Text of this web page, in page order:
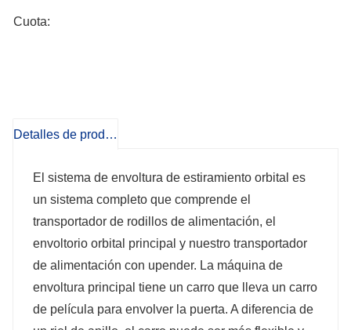
espacio en el contenedor. .
El envoltorio es uniforme y suave en los
productos para una mejor tensión y
protección de la película.
Cuota:
Detalles de producto
El sistema de envoltura de estiramiento orbital es
un sistema completo que comprende el
transportador de rodillos de alimentación, el
envoltorio orbital principal y nuestro transportador
de alimentación con upender. La máquina de
envoltura principal tiene un carro que lleva un carro
de película para envolver la puerta. A diferencia de